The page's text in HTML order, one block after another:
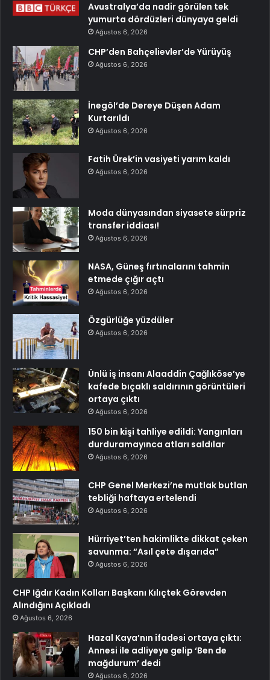
Avustralya’da nadir görülen tek
yumurta dördüzleri dünyaya geldi
Ağustos 6, 2026
CHP’den Bahçelievler’de Yürüyüş
Ağustos 6, 2026
İnegöl’de Dereye Düşen Adam
Kurtarıldı
Ağustos 6, 2026
Fatih Ürek’in vasiyeti yarım kaldı
Ağustos 6, 2026
Moda dünyasından siyasete sürpriz
transfer iddiası!
Ağustos 6, 2026
NASA, Güneş fırtınalarını tahmin
etmede çığır açtı
Ağustos 6, 2026
Özgürlüğe yüzdüler
Ağustos 6, 2026
Ünlü iş insanı Alaaddin Çağlıköse’ye
kafede bıçaklı saldırının görüntüleri
ortaya çıktı
Ağustos 6, 2026
150 bin kişi tahliye edildi: Yangınları
durduramayınca atları saldılar
Ağustos 6, 2026
CHP Genel Merkezi’ne mutlak butlan
tebliği haftaya ertelendi
Ağustos 6, 2026
Hürriyet’ten hakimlikte dikkat çeken
savunma: “Asıl çete dışarıda”
Ağustos 6, 2026
CHP Iğdır Kadın Kolları Başkanı Kılıçtek Görevden
Alındığını Açıkladı
Ağustos 6, 2026
Hazal Kaya’nın ifadesi ortaya çıktı:
Annesi ile adliyeye gelip ‘Ben de
mağdurum’ dedi
Ağustos 6, 2026